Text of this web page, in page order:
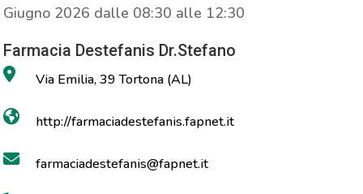
Giugno 2026 dalle 08:30 alle 12:30
Farmacia Destefanis Dr.Stefano
Via Emilia, 39 Tortona (AL)
http://farmaciadestefanis.fapnet.it
farmaciadestefanis@fapnet.it